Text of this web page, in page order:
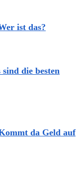
ist das?
die besten
da Geld auf